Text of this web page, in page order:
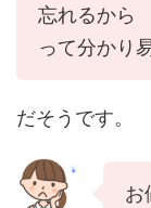
忘れるから
って分かり
だそうです。
お